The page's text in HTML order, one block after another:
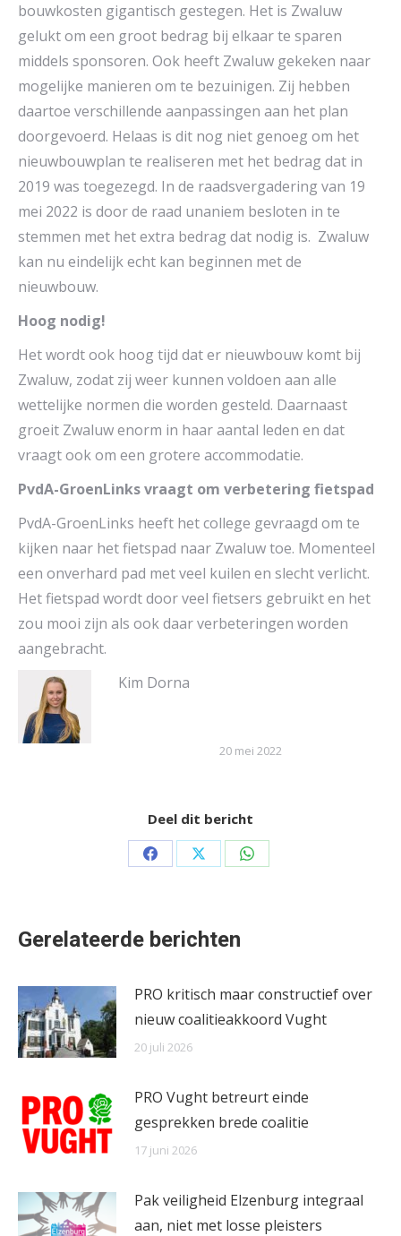
bouwkosten gigantisch gestegen. Het is Zwaluw
gelukt om een groot bedrag bij elkaar te sparen
middels sponsoren. Ook heeft Zwaluw gekeken naar
mogelijke manieren om te bezuinigen. Zij hebben
daartoe verschillende aanpassingen aan het plan
doorgevoerd. Helaas is dit nog niet genoeg om het
nieuwbouwplan te realiseren met het bedrag dat in
2019 was toegezegd. In de raadsvergadering van 19
mei 2022 is door de raad unaniem besloten in te
stemmen met het extra bedrag dat nodig is. Zwaluw
kan nu eindelijk echt kan beginnen met de
nieuwbouw.
Hoog nodig!
Het wordt ook hoog tijd dat er nieuwbouw komt bij
Zwaluw, zodat zij weer kunnen voldoen aan alle
wettelijke normen die worden gesteld. Daarnaast
groeit Zwaluw enorm in haar aantal leden en dat
vraagt ook om een grotere accommodatie.
PvdA-GroenLinks vraagt om verbetering fietspad
PvdA-GroenLinks heeft het college gevraagd om te
kijken naar het fietspad naar Zwaluw toe. Momenteel
een onverhard pad met veel kuilen en slecht verlicht.
Het fietspad wordt door veel fietsers gebruikt en het
zou mooi zijn als ook daar verbeteringen worden
aangebracht.
Kim Dorna
20 mei 2022
Deel dit bericht
Share Share Share
Gerelateerde berichten
PRO kritisch maar constructief over
nieuw coalitieakkoord Vught
20 juli 2026
PRO Vught betreurt einde
gesprekken brede coalitie
17 juni 2026
Pak veiligheid Elzenburg integraal
aan, niet met losse pleisters